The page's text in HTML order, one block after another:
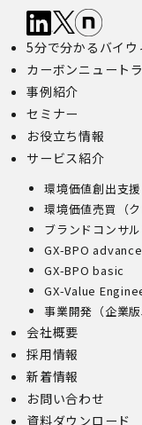
5分で分かるバイウ
カーボンニュート
事例紹介
セミナー
お役立ち情報
サービス紹介
環境価値創出支
環境価値売買（
ブランドコンサ
GX-BPO advance
GX-BPO basic
GX-Value
事業開発（企業版
会社概要
採用情報
新着情報
お問い合わせ
資料ダウンロード